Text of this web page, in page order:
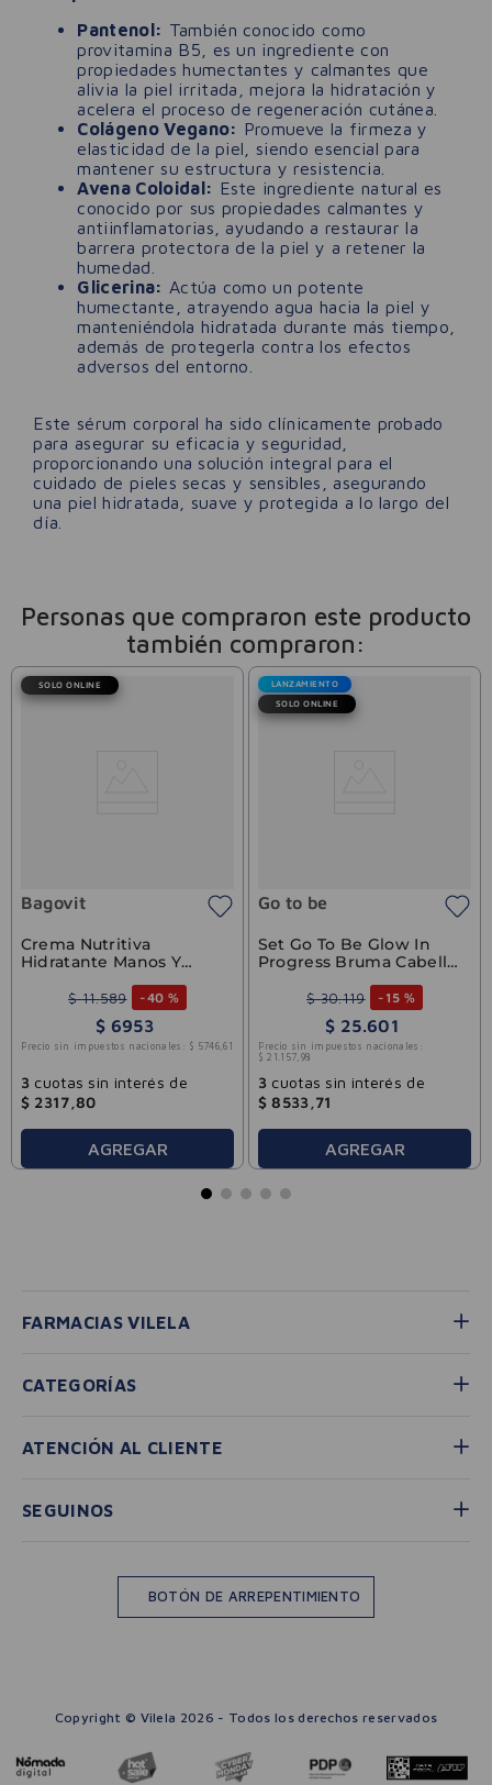
＋
Pantenol: También conocido como
provitamina B5, es un ingrediente con
propiedades humectantes y calmantes que
alivia la piel irritada, mejora la hidratación y
acelera el proceso de regeneración cutánea.
Colágeno Vegano: Promueve la firmeza y
elasticidad de la piel, siendo esencial para
mantener su estructura y resistencia.
Avena Coloidal: Este ingrediente natural es
conocido por sus propiedades calmantes y
antiinflamatorias, ayudando a restaurar la
barrera protectora de la piel y a retener la
humedad.
Glicerina: Actúa como un potente
humectante, atrayendo agua hacia la piel y
manteniéndola hidratada durante más tiempo,
además de protegerla contra los efectos
adversos del entorno.
Este sérum corporal ha sido clínicamente probado
para asegurar su eficacia y seguridad,
proporcionando una solución integral para el
cuidado de pieles secas y sensibles, asegurando
una piel hidratada, suave y protegida a lo largo del
día.
Personas que compraron este producto
también compraron:
SOLO ONLINE
Bagovit
Crema Nutritiva
Hidratante Manos Y
$ 11.589 -40 %
$ 6953
Precio sin impuestos nacionales: $ 5746,61
3cuotas sin interés de
$ 2317 80
AGREGAR
LANZAMIENTO
SOLO ONLINE
Go to be
Set Go To Be Glow In
Progress Bruma Cabello
100ml + Gel De Ducha
$ 30.119 - 15 %
$ 25.601
Precio sin impuestos nacionales:
$ 21 .157, 98
3cuotas sin interés de
$ 8533 71
AGREGAR
FARMACIAS VILELA
CATEGORÍAS
ATENCIÓN AL CLIENTE
SEGUINOS
BOTÓN DE ARREPENTIMIENTO
Copyright © Vilela 2026 - Todos los derechos reservados